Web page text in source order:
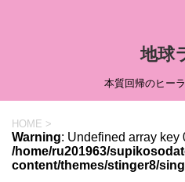
地球
本質回帰のヒー
HOME >
Warning: Undefined array key
/home/ru201963/
content/themes/stinger8/